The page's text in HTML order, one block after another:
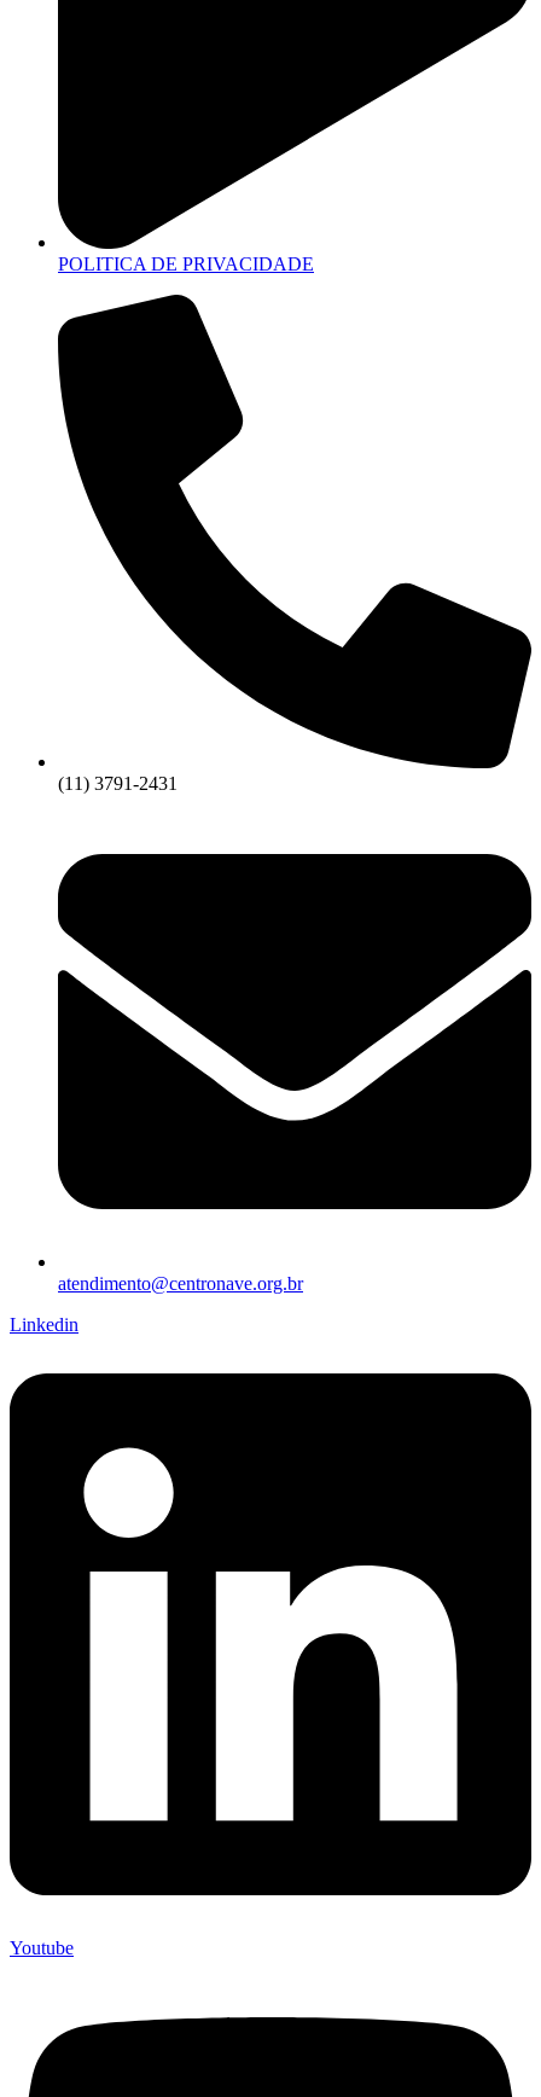
POLITICA DE PRIVACIDADE
(11) 3791-2431
atendimento@centronave.org.br
Linkedin
Youtube